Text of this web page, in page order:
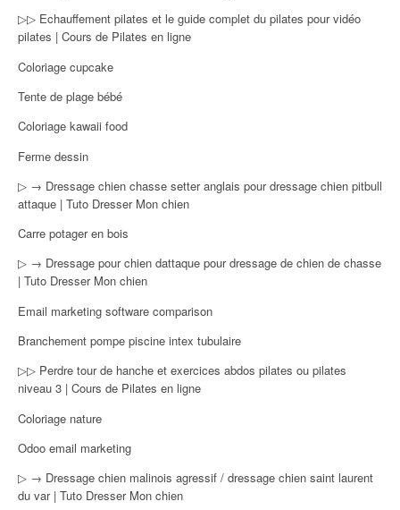
▷▷ Echauffement pilates et le guide complet du pilates pour vidéo
pilates | Cours de Pilates en ligne
Coloriage cupcake
Tente de plage bébé
Coloriage kawaii food
Ferme dessin
▷ → Dressage chien chasse setter anglais pour dressage chien pitbull
attaque | Tuto Dresser Mon chien
Carre potager en bois
▷ → Dressage pour chien dattaque pour dressage de chien de chasse
| Tuto Dresser Mon chien
Email marketing software comparison
Branchement pompe piscine intex tubulaire
▷▷ Perdre tour de hanche et exercices abdos pilates ou pilates
niveau 3 | Cours de Pilates en ligne
Coloriage nature
Odoo email marketing
▷ → Dressage chien malinois agressif / dressage chien saint laurent
du var | Tuto Dresser Mon chien